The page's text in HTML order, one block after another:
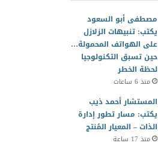
مصطفى أبو السعود
يكتب: تنبيهات الزلازل
على الهواتف المحمولة…
حين تسبق التكنولوجيا
لحظة الخطر
منذ 6 ساعات
المستشار أحمد ذيب
يكتب: مسار تطور إدارة
الذات – المعيار المُنتج
منذ 17 ساعة